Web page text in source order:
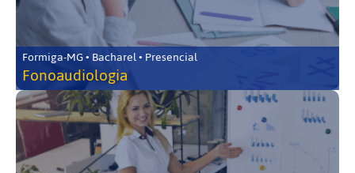
Formiga-MG • Bacharel • Presencial
Fonoaudiologia